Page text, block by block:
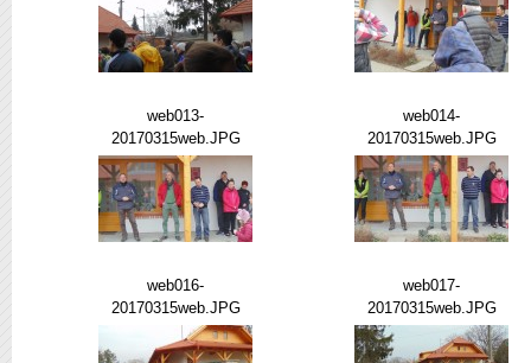
web013-
20170315web.JPG
web014-
20170315web.JPG
web016-
20170315web.JPG
web017-
20170315web.JPG